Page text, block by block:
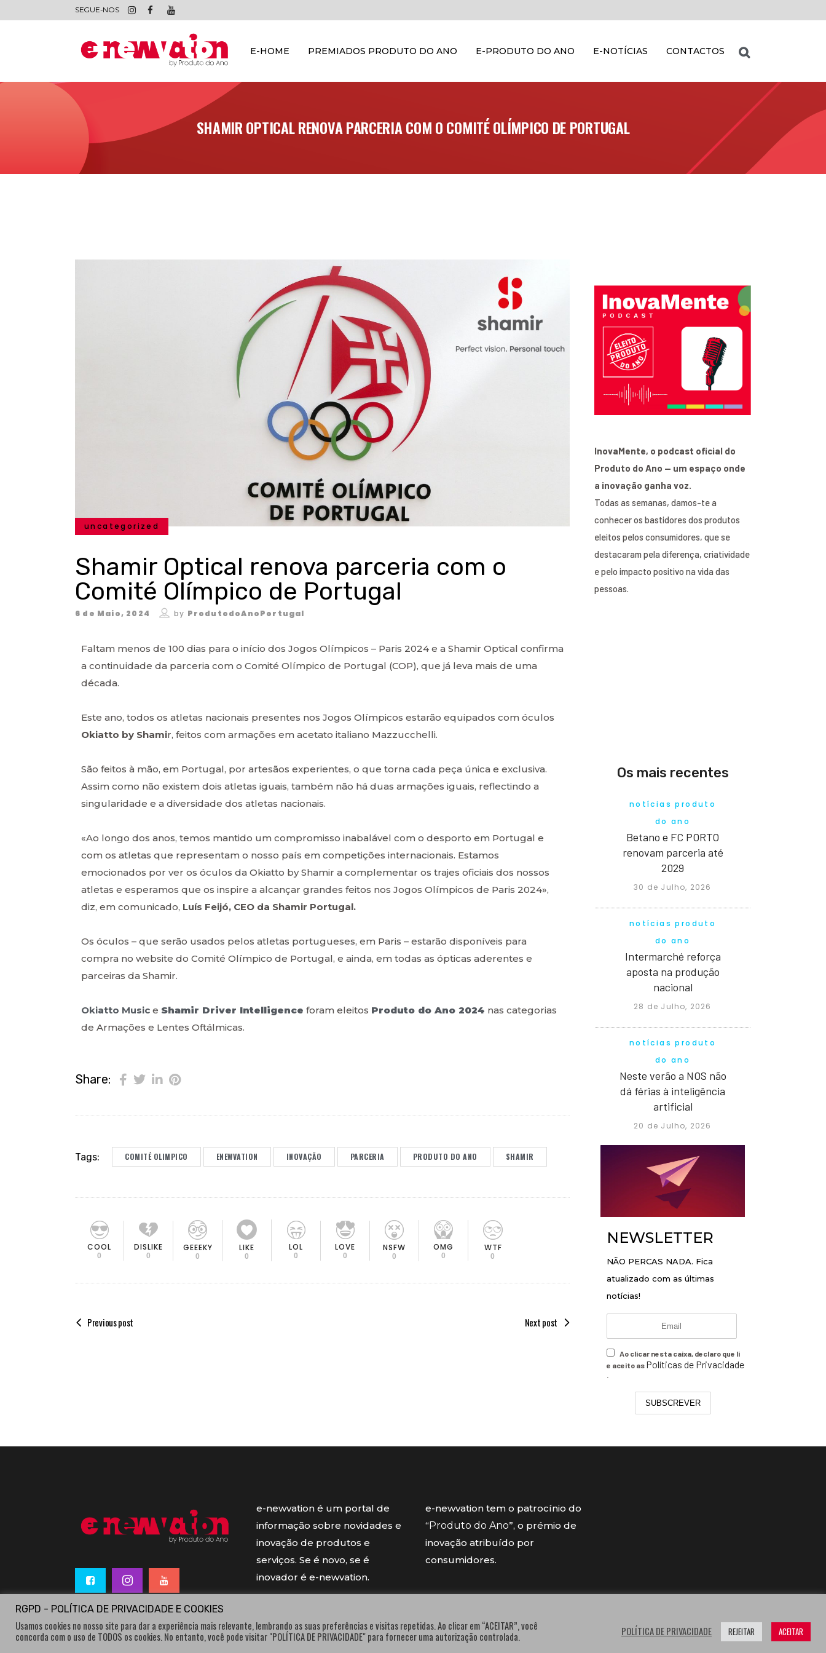
SEGUE-NOS
E-HOME PREMIADOS PRODUTO DO ANO E-PRODUTO DO ANO E-NOTÍCIAS CONTACTOS
SHAMIR OPTICAL RENOVA PARCERIA COM O COMITÉ OLÍMPICO DE PORTUGAL
uncategorized
Shamir Optical renova parceria com o
Comité Olímpico de Portugal
6 de Maio, 2024 by ProdutodoAnoPortugal
Faltam menos de 100 dias para o início dos Jogos Olímpicos – Paris 2024 e a Shamir Optical confirma
a continuidade da parceria com o Comité Olímpico de Portugal (COP), que já leva mais de uma
década.
Este ano, todos os atletas nacionais presentes nos Jogos Olímpicos estarão equipados com óculos
Okiatto by Shamir, feitos com armações em acetato italiano Mazzucchelli.
São feitos à mão, em Portugal, por artesãos experientes, o que torna cada peça única e exclusiva.
Assim como não existem dois atletas iguais, também não há duas armações iguais, reflectindo a
singularidade e a diversidade dos atletas nacionais.
«Ao longo dos anos, temos mantido um compromisso inabalável com o desporto em Portugal e
com os atletas que representam o nosso país em competições internacionais. Estamos
emocionados por ver os óculos da Okiatto by Shamir a complementar os trajes oficiais dos nossos
atletas e esperamos que os inspire a alcançar grandes feitos nos Jogos Olímpicos de Paris 2024»,
diz, em comunicado, Luís Feijó, CEO da Shamir Portugal.
Os óculos – que serão usados pelos atletas portugueses, em Paris – estarão disponíveis para
compra no website do Comité Olímpico de Portugal, e ainda, em todas as ópticas aderentes e
parceiras da Shamir.
Okiatto Music e Shamir Driver Intelligence foram eleitos Produto do Ano 2024 nas categorias
de Armações e Lentes Oftálmicas.
Share:
Tags: COMITÉ OLIMPICO ENEWVATION INOVAÇÃO PARCERIA PRODUTO DO ANO SHAMIR
COOL
0
DISLIKE
0
GEEEKY
0
LIKE
0
LOL
0
LOVE
0
NSFW
0
OMG
0
WTF
0
Previous post Next post
InovaMente, o podcast oficial do
Produto do Ano — um espaço onde
a inovação ganha voz.
Todas as semanas, damos-te a
conhecer os bastidores dos produtos
eleitos pelos consumidores, que se
destacaram pela diferença, criatividade
e pelo impacto positivo na vida das
pessoas.
Os mais recentes
notícias produto
do ano
Betano e FC PORTO
renovam parceria até
2029
30 de Julho, 2026
notícias produto
do ano
Intermarché reforça
aposta na produção
nacional
28 de Julho, 2026
notícias produto
do ano
Neste verão a NOS não
dá férias à inteligência
artificial
20 de Julho, 2026
NEWSLETTER
NÃO PERCAS NADA. Fica
atualizado com as últimas
notícias!
Ao clicar nesta caixa, declaro que li
e aceito as Políticas de Privacidade
.
SUBSCREVER
e-newvation é um portal de
informação sobre novidades e
inovação de produtos e
serviços. Se é novo, se é
inovador é e-newvation.
e-newvation tem o patrocínio do
“ Produto do Ano”, o prémio de
inovação atribuído por
consumidores.
RGPD - POLÍTICA DE PRIVACIDADE E COOKIES
Usamos cookies no nosso site para dar a experiência mais relevante, lembrando as suas preferências e visitas repetidas. Ao clicar em “ACEITAR”, você
concorda com o uso de TODOS os cookies. No entanto, você pode visitar "POLÍTICA DE PRIVACIDADE" para fornecer uma autorização controlada.
POLÍTICA DE PRIVACIDADE REJEITAR ACEITAR